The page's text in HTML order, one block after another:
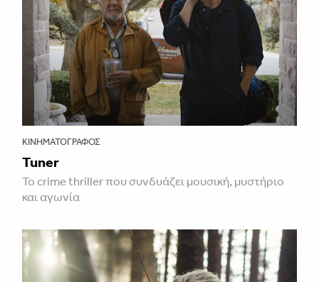
ΚΙΝΗΜΑΤΟΓΡΆΦΟΣ
Tuner
Το crime thriller που συνδυάζει μουσική, μυστήριο
και αγωνία